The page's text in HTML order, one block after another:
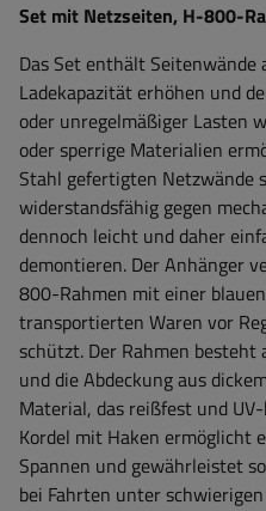
Set mit Netzseiten, H-800-
Das Set enthält Seitenwände
Ladekapazität erhöhen und
oder unregelmäßiger Lasten
oder sperrige Materialien
Stahl gefertigten Netzwände
widerstandsfähig gegen
dennoch leicht und daher
demontieren. Der Anhänger
800-Rahmen mit einer
transportierten Waren vor
schützt. Der Rahmen
und die Abdeckung aus
Material, das reißfest und
Kordel mit Haken ermöglicht
Spannen und gewährleistet
bei Fahrten unter